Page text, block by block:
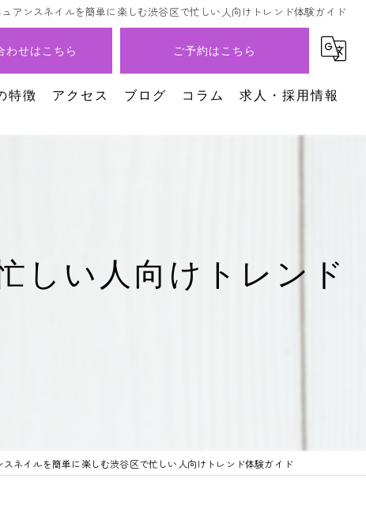
ュアンスネイルを簡単に楽しむ渋谷区で忙しい人向けトレンド体験ガイド
わせはこちら ご予約はこちら
特徴 アクセス ブログ コラム 求人・採用情報
しい人向けトレンド
スネイルを簡単に楽しむ渋谷区で忙しい人向けトレンド体験ガイド